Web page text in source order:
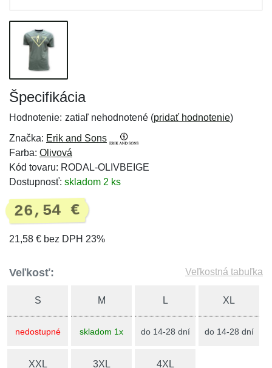
Špecifikácia
Hodnotenie: zatiaľ nehodnotené (pridať hodnotenie)
Značka: Erik and Sons
Farba: Olivová
Kód tovaru: RODAL-OLIVBEIGE
Dostupnosť: skladom 2 ks
26,54 €
21,58 € bez DPH 23%
Veľkosť: Veľkostná tabuľka
S
nedostupné
M
skladom 1x
L
do 14-28 dní
XL
do 14-28 dní
XXL 3XL 4XL